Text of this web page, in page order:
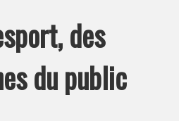
des
du public